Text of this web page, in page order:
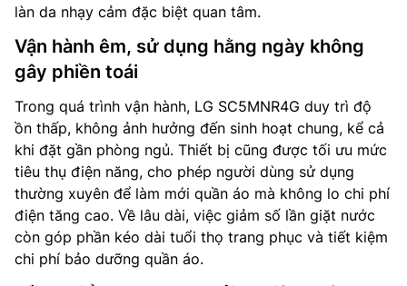
làn da nhạy cảm đặc biệt quan tâm.
Vận hành êm, sử dụng hằng ngày không
gây phiền toái
Trong quá trình vận hành, LG SC5MNR4G duy trì độ
ồn thấp, không ảnh hưởng đến sinh hoạt chung, kể cả
khi đặt gần phòng ngủ. Thiết bị cũng được tối ưu mức
tiêu thụ điện năng, cho phép người dùng sử dụng
thường xuyên để làm mới quần áo mà không lo chi phí
điện tăng cao. Về lâu dài, việc giảm số lần giặt nước
còn góp phần kéo dài tuổi thọ trang phục và tiết kiệm
chi phí bảo dưỡng quần áo.